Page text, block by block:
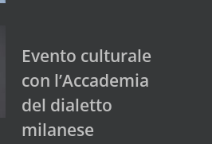
Evento culturale
con l’Accademia
del dialetto
milanese